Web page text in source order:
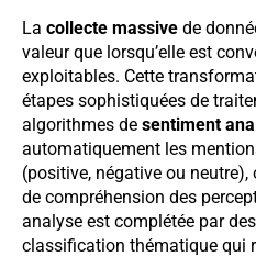
La collecte massive de
valeur que lorsqu’elle est
exploitables. Cette
étapes sophistiquées de
algorithmes de sentiment
automatiquement les
(positive, négative ou
de compréhension des
analyse est complétée par
classification thématique qui